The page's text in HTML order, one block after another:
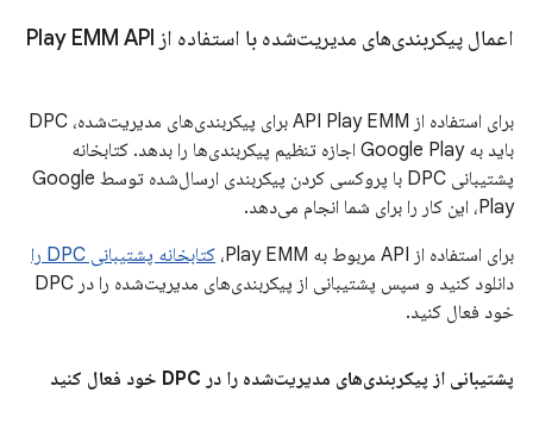
اعمال پیکربندی‌های مدیریت‌شده با استفاده از Play EMM API
برای استفاده از API Play EMM برای پیکربندی‌های مدیریت‌شده، DPC
باید به Google Play اجازه تنظیم پیکربندی‌ها را بدهد. کتابخانه
پشتیبانی DPC با پروکسی کردن پیکربندی ارسال‌شده توسط Google
Play، این کار را برای شما انجام می‌دهد.
برای استفاده از API مربوط به Play EMM،
کتابخانه پشتیبانی DPC را
دانلود کنید و سپس پشتیبانی از پیکربندی‌های مدیریت‌شده را در DPC
خود فعال کنید.
پشتیبانی از پیکربندی‌های مدیریت‌شده را در DPC خود فعال کنید